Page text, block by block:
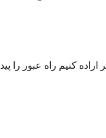
کنیم راه عبور را پیدا